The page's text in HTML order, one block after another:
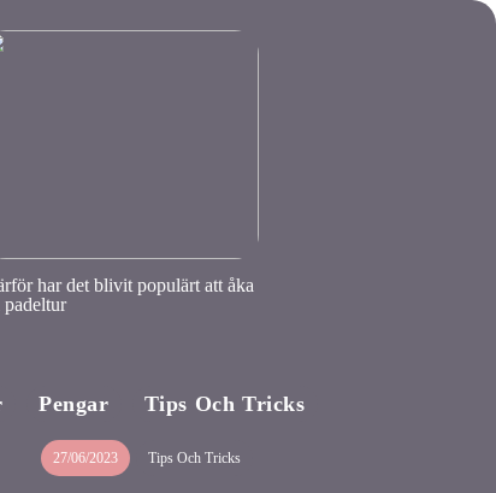
har det blivit populärt att åka
padeltur
Pengar Tips Och Tricks
27/06/2023 Tips Och Tricks